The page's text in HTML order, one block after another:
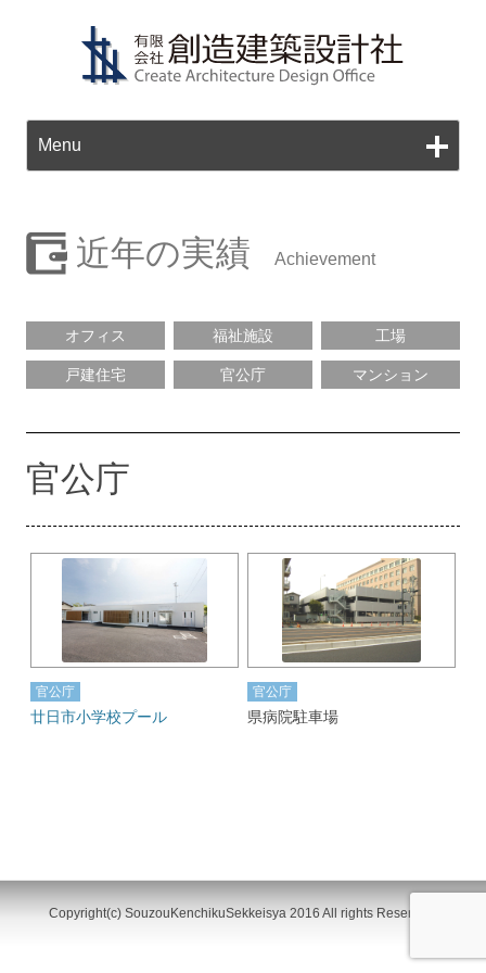
Menu
近年の実績
オフィス 福祉施設 工場
戸建住宅 官公庁 マンション
官公庁
官公庁
廿日市小学校プール
官公庁
県病院駐車場
Copyright(c) SouzouKenchikuSekkeisya 2016 All rights Reserved.